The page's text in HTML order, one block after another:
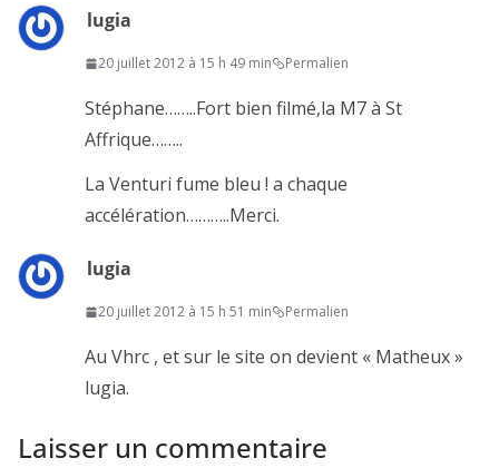
lugia
20 juillet 2012 à 15 h 49 min Permalien
Stéphane……..Fort bien filmé,la M7 à St
Affrique……..
La Venturi fume bleu ! a chaque
accélération………..Merci.
lugia
20 juillet 2012 à 15 h 51 min Permalien
Au Vhrc , et sur le site on devient « Matheux »
lugia.
Laisser un commentaire